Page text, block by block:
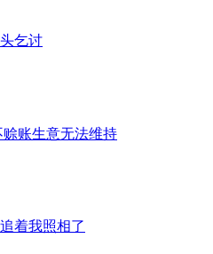
乞讨
账生意无法维持
着我照相了